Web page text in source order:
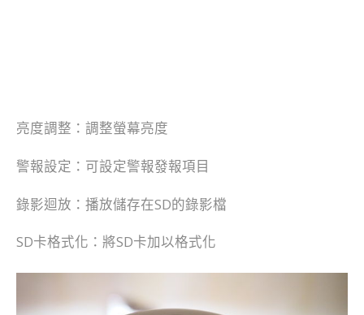
亮度調整：調整螢幕亮度
警報設定：可設定警報發報項目
錄影迴放：播放儲存在SD的錄影檔
SD卡格式化：將SD卡加以格式化